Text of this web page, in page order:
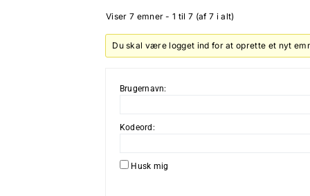
Viser 7 emner - 1 til 7 (af 7 i alt)
Du skal være logget ind for at oprette et nyt
Brugernavn:
Kodeord:
Husk mig